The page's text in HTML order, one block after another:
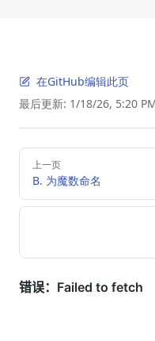
在GitHub编辑此页
最后更新: 1/18/26, 5:20
Pager
上一页
B. 为魔数命名